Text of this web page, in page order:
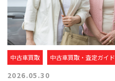
中古車買取 中古車買取・査定ガイド
2026.05.30